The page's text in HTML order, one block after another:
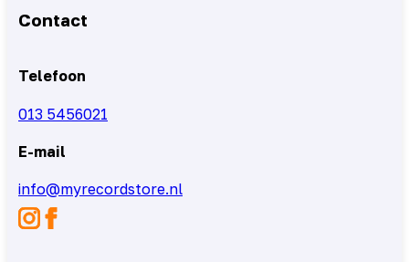
Contact
Telefoon
013 5456021
E-mail
info@myrecordstore.nl